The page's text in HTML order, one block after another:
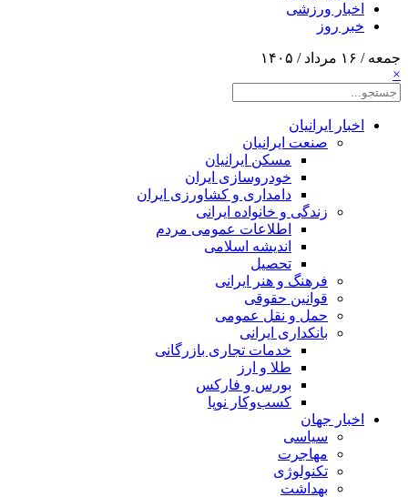
اخبار ورزشی
خبر روز
جمعه / ۱۶ مرداد / ۱۴۰۵
×
اخبار ایرانیان
صنعت ایرانیان
مسکن ایرانیان
خودروسازی ایران
دامداری و کشاورزی ایران
زندگی و خانواده ایرانی
اطلاعات عمومی مردم
اندیشه اسلامی
تحصیل
فرهنگ و هنر ایرانی
قوانین حقوقی
حمل و نقل عمومی
بانکداری ایرانی
خدمات تجاری بازرگانی
طلا و ارز
بورس و فارکس
کسب‌وکار نوپا
اخبار جهان
سیاسی
مهاجرت
تکنولوژی
بهداشت